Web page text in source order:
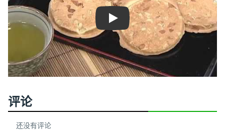
Play
评论
还没有评论